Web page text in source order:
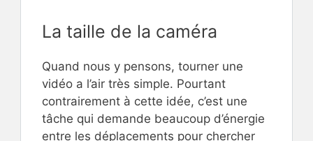
La taille de la caméra
Quand nous y pensons, tourner une
vidéo a l’air très simple. Pourtant
contrairement à cette idée, c’est une
tâche qui demande beaucoup d’énergie
entre les déplacements pour chercher